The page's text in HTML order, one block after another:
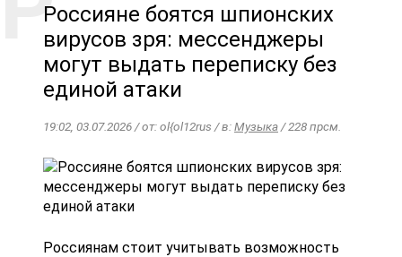
Россияне боятся шпионских
вирусов зря: мессенджеры
могут выдать переписку без
единой атаки
19:02, 03.07.2026 / от: ol{ol12rus / в:Музыка/ 228 прсм.
Россиянам стоит учитывать возможность